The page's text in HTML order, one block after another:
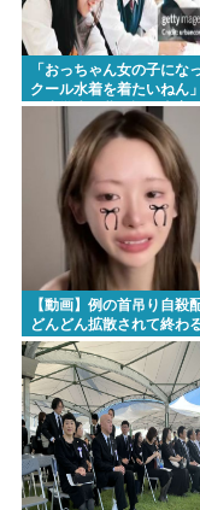
「おっちゃん女の子にな
クール水着を着たいねん
が小学生に夢を語る事案
【動画】例の首吊り自殺
どんどん拡散されて終わ